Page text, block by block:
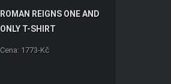
ROMAN REIGNS ONE AND
ONLY T-SHIRT
Cena: 1773-Kč